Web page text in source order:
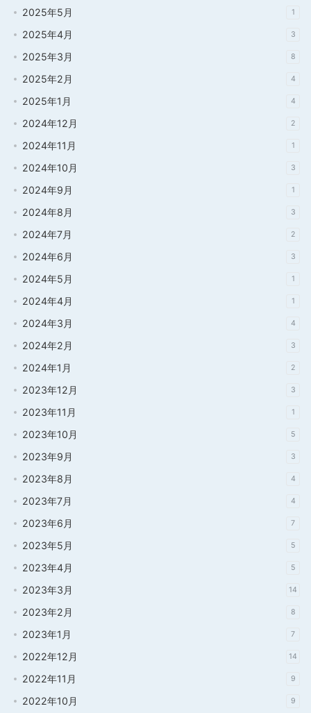
2025年5月 1
2025年4月 3
2025年3月 8
2025年2月 4
2025年1月 4
2024年12月 2
2024年11月 1
2024年10月 3
2024年9月 1
2024年8月 3
2024年7月 2
2024年6月 3
2024年5月 1
2024年4月 1
2024年3月 4
2024年2月 3
2024年1月 2
2023年12月 3
2023年11月 1
2023年10月 5
2023年9月 3
2023年8月 4
2023年7月 4
2023年6月 7
2023年5月 5
2023年4月 5
2023年3月 14
2023年2月 8
2023年1月 7
2022年12月 14
2022年11月 9
2022年10月 9